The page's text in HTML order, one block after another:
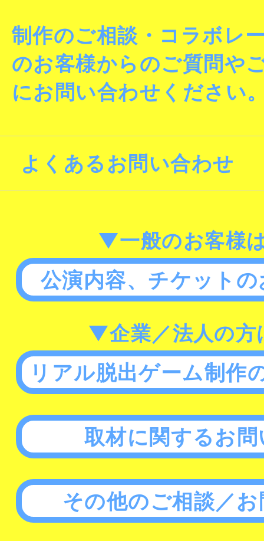
制作のご相談・コラボレ
のお客様からのご質問や
にお問い合わせください
よくあるお問い合わせ
▼一般のお客様
公演内容、チケット
▼企業／法人の方
リアル脱出ゲーム制作
取材に関するお
その他のご相談／